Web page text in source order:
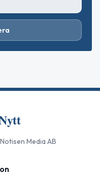
Media AB